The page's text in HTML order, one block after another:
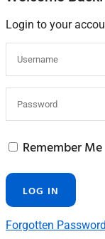
Login to your
Remember Me
Forgotten